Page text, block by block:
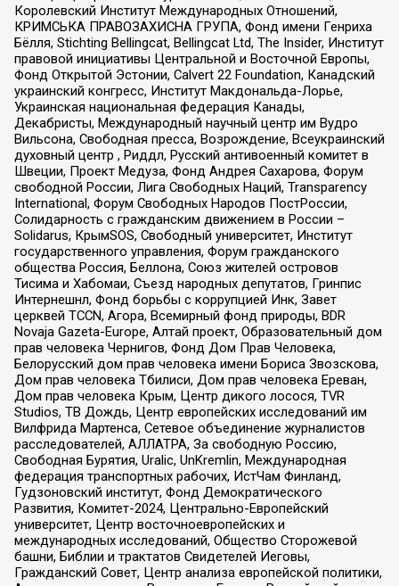
Королевский Институт Международных Отношений,
КРИМСЬКА ПРАВОЗАХИСНА ГРУПА, Фонд имени Генриха
Бёлля, Stichting Bellingcat, Bellingcat Ltd, The Insider, Институт
правовой инициативы Центральной и Восточной Европы,
Фонд Открытой Эстонии, Calvert 22 Foundation, Канадский
украинский конгресс, Институт Макдональда-Лорье,
Украинская национальная федерация Канады,
Декабристы, Международный научный центр им Вудро
Вильсона, Свободная пресса, Возрождение, Всеукраинский
духовный центр , Риддл, Русский антивоенный комитет в
Швеции, Проект Медуза, Фонд Андрея Сахарова, Форум
свободной России, Лига Свободных Наций, Transparеncy
International, Форум Свободных Народов ПостРоссии,
Солидарность с гражданским движением в России –
Solidarus, КрымSOS, Свободный университет, Институт
государственного управления, Форум гражданского
общества Россия, Беллона, Союз жителей островов
Тисима и Хабомаи, Съезд народных депутатов, Гринпис
Интернешнл, Фонд борьбы с коррупцией Инк, Завет
церквей TCCN, Агора, Всемирный фонд природы, BDR
Novaja Gazeta-Europe, Алтай проект, Образовательный дом
прав человека Чернигов, Фонд Дом Прав Человека,
Белорусский дом прав человека имени Бориса Звозскова,
Дом прав человека Тбилиси, Дом прав человека Ереван,
Дом прав человека Крым, Центр дикого лосося, TVR
Studios, ТВ Дождь, Центр европейских исследований им
Вилфрида Мартенса, Сетевое объединение журналистов
расследователей, АЛЛАТРА, За свободную Россию,
Свободная Бурятия, Uralic, UnKremlin, Международная
федерация транспортных рабочих, ИстЧам Финланд,
Гудзоновский институт, Фонд Демократического
Развития, Комитет-2024, Центрально-Европейский
университет, Центр восточноевропейских и
международных исследований, Общество Сторожевой
башни, Библии и трактатов Свидетелей Иеговы,
Гражданский Совет, Центр анализа европейской политики,